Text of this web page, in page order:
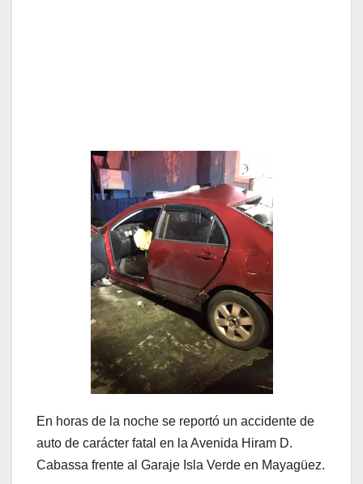
En horas de la noche se reportó un accidente de
auto de carácter fatal en la Avenida Hiram D.
Cabassa frente al Garaje Isla Verde en Mayagüez.